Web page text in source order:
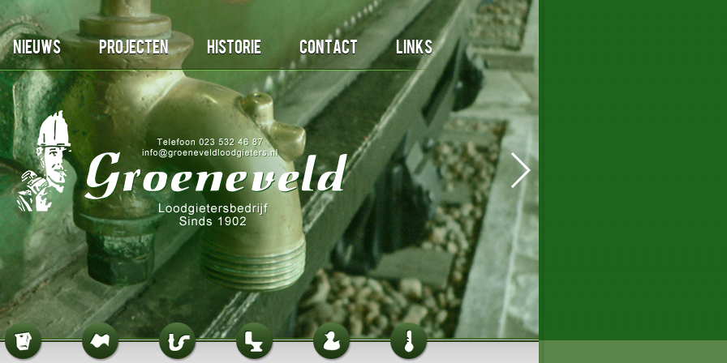
Nieuws Projecten Historie Contact Links